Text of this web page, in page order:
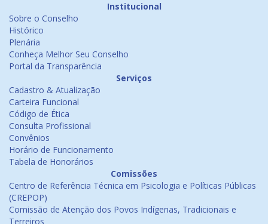
Institucional
Sobre o Conselho
Histórico
Plenária
Conheça Melhor Seu Conselho
Portal da Transparência
Serviços
Cadastro & Atualização
Carteira Funcional
Código de Ética
Consulta Profissional
Convênios
Horário de Funcionamento
Tabela de Honorários
Comissões
Centro de Referência Técnica em Psicologia e Políticas Públicas
(CREPOP)
Comissão de Atenção dos Povos Indígenas, Tradicionais e
Terreiros